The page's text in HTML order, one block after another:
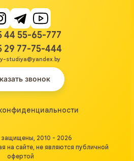
44 55-65-777
29 77-75-444
studiya@yandex.by
звонок
защищены, 2010 - 2026
на сайте, не являются публичной
офертой